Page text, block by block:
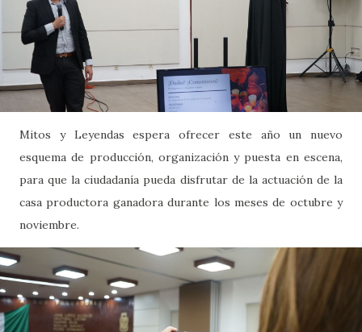
Mitos y Leyendas espera ofrecer este año un nuevo
esquema de producción, organización y puesta en escena,
para que la ciudadanía pueda disfrutar de la actuación de la
casa productora ganadora durante los meses de octubre y
noviembre.